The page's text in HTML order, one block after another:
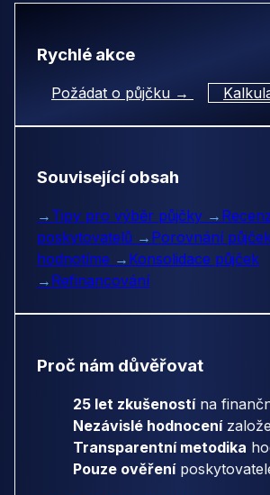
Rychlé akce
Požádat o půjčku →
Související obsah
→ Tipy pro výběr půjčky →
poskytovatelů → Porovnání
hodnotíme → Konsolidace půjček
→ Refinancování
Proč nám důvěřovat
25 let zkušenostína
Nezávislé hodnocení
Transparentní metodika
Pouze ověření